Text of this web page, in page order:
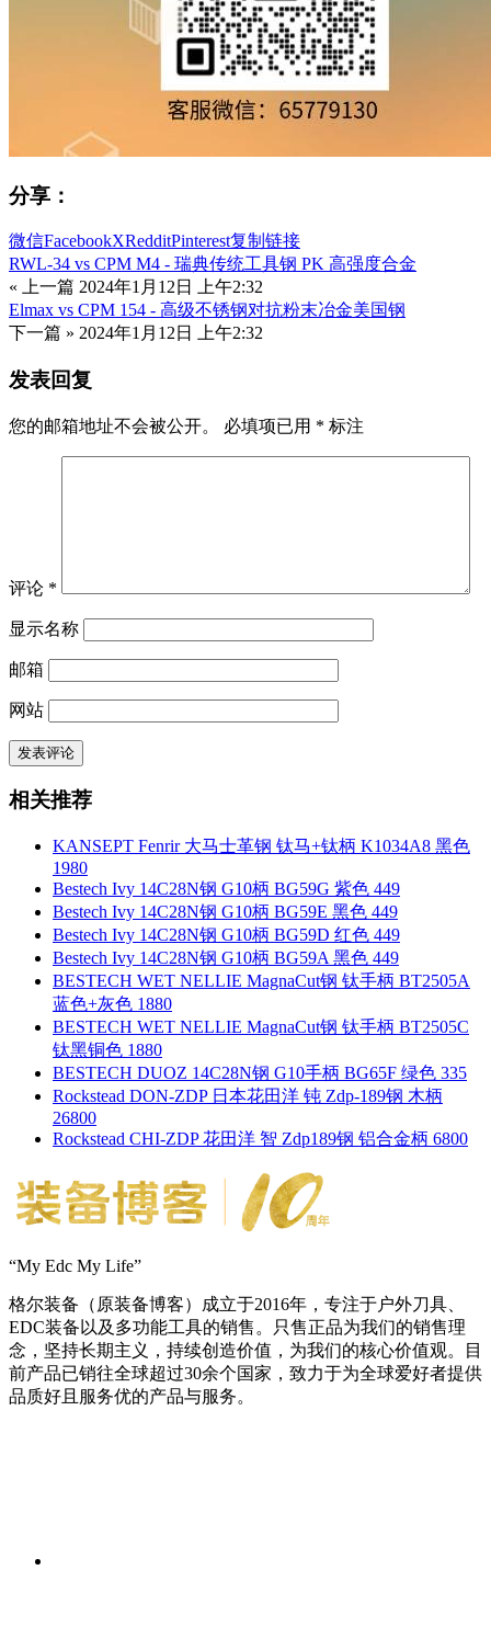
分享：
微信FacebookXRedditPinterest复制链接
RWL-34 vs CPM M4 - 瑞典传统工具钢 PK 高强度合金
« 上一篇 2024年1月12日 上午2:32
Elmax vs CPM 154 - 高级不锈钢对抗粉末冶金美国钢
下一篇 » 2024年1月12日 上午2:32
发表回复
您的邮箱地址不会被公开。 必填项已用 * 标注
评论 *
显示名称
邮箱
网站
相关推荐
KANSEPT Fenrir 大马士革钢 钛马+钛柄 K1034A8 黑色
1980
Bestech Ivy 14C28N钢 G10柄 BG59G 紫色 449
Bestech Ivy 14C28N钢 G10柄 BG59E 黑色 449
Bestech Ivy 14C28N钢 G10柄 BG59D 红色 449
Bestech Ivy 14C28N钢 G10柄 BG59A 黑色 449
BESTECH WET NELLIE MagnaCut钢 钛手柄 BT2505A
蓝色+灰色 1880
BESTECH WET NELLIE MagnaCut钢 钛手柄 BT2505C
钛黑铜色 1880
BESTECH DUOZ 14C28N钢 G10手柄 BG65F 绿色 335
Rockstead DON-ZDP 日本花田洋 钝 Zdp-189钢 木柄
26800
Rockstead CHI-ZDP 花田洋 智 Zdp189钢 铝合金柄 6800
“My Edc My Life”
格尔装备（原装备博客）成立于2016年，专注于户外刀具、
EDC装备以及多功能工具的销售。只售正品为我们的销售理
念，坚持长期主义，持续创造价值，为我们的核心价值观。目
前产品已销往全球超过30余个国家，致力于为全球爱好者提供
品质好且服务优的产品与服务。